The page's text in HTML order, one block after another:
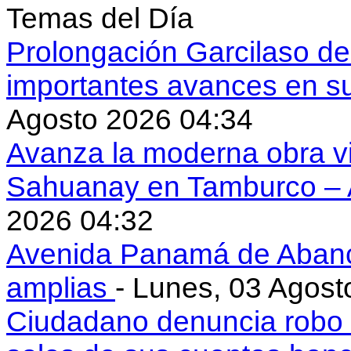
Temas del Día
Prolongación Garcilaso
importantes avances en
Agosto 2026 04:34
Avanza la moderna obra
Sahuanay en Tamburco
2026 04:32
Avenida Panamá de
amplias - Lunes, 03
Ciudadano denuncia